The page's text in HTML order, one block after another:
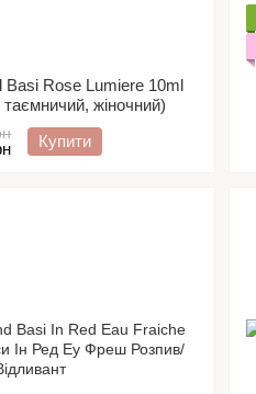
Basi Rose Lumiere 10ml
жіночний)
Купити